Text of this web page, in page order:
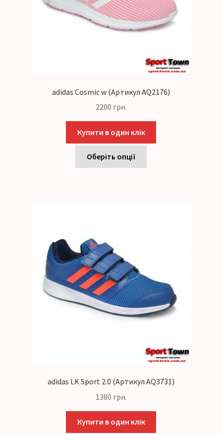
adidas Cosmic w (Артикул AQ2176)
2200 грн.
Купити в один клік
Оберіть опції
adidas LK Sport 2.0 (Артикул AQ3731)
1380 грн.
Купити в один клік